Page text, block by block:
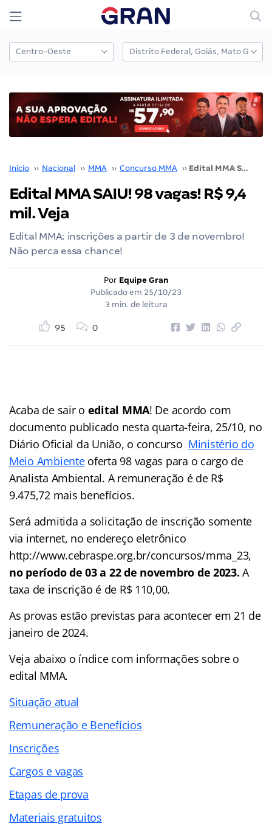
Início ›› Nacional ›› MMA ›› Concurso MMA ›› Edital MMA SAIU! 98 vagas! R$ 9,4 mil. Veja
Edital MMA SAIU! 98 vagas! R$ 9,4
mil. Veja
Edital MMA: inscrições a partir de 3 de novembro!
Não perca essa chance!
Por Equipe Gran
Publicado em 25/10/23
3 min. de leitura
95 0
Acaba de sair o edital MMA! De acordo com
documento publicado nesta quarta-feira, 25/10, no
Diário Oficial da União, o concurso Ministério do
Meio Ambienteoferta 98 vagas para o cargo de
Analista Ambiental. A remuneração é de R$
9.475,72 mais benefícios.
Será admitida a solicitação de inscrição somente
via internet, no endereço eletrônico
http://www.cebraspe.org.br/concursos/mma_23,
no período de 03 a 22 de novembro de 2023.A
taxa de inscrição é de R$ 110,00.
As provas estão previstas para acontecer em 21 de
janeiro de 2024.
Veja abaixo o índicecom informações sobre o
edital MMA.
Situação atual
Remuneração e Benefícios
Inscrições
Cargos e vagas
Etapas de prova
Materiais gratuitos